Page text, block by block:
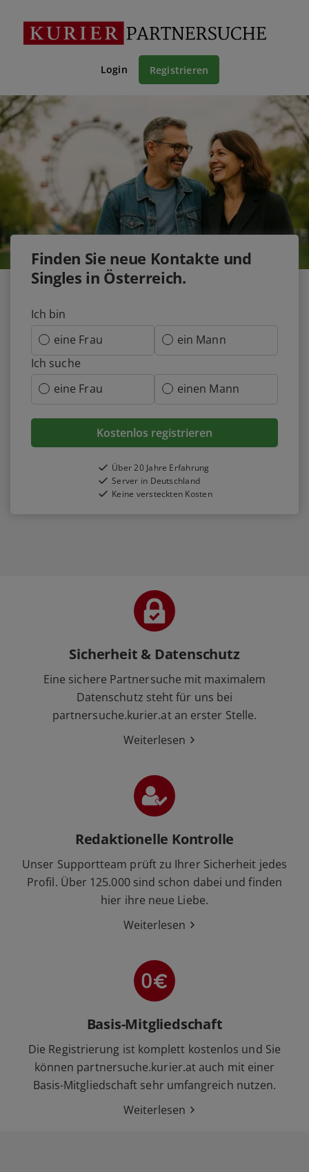
Login Registrieren
Finden Sie neue Kontakte und
Singles in Österreich.
Ich bin
eine Frau
ein Mann
Ich suche
eine Frau
einen Mann
Kostenlos registrieren
Über 20 Jahre Erfahrung
Server in Deutschland
Keine versteckten Kosten
Sicherheit & Datenschutz
Eine sichere Partnersuche mit maximalem
Datenschutz steht für uns bei
partnersuche.kurier.at an erster Stelle.
Weiterlesen
Redaktionelle Kontrolle
Unser Supportteam prüft zu Ihrer Sicherheit jedes
Profil. Über 125.000 sind schon dabei und finden
hier ihre neue Liebe.
Weiterlesen
Basis-Mitgliedschaft
Die Registrierung ist komplett kostenlos und Sie
können partnersuche.kurier.at auch mit einer
Basis-Mitgliedschaft sehr umfangreich nutzen.
Weiterlesen